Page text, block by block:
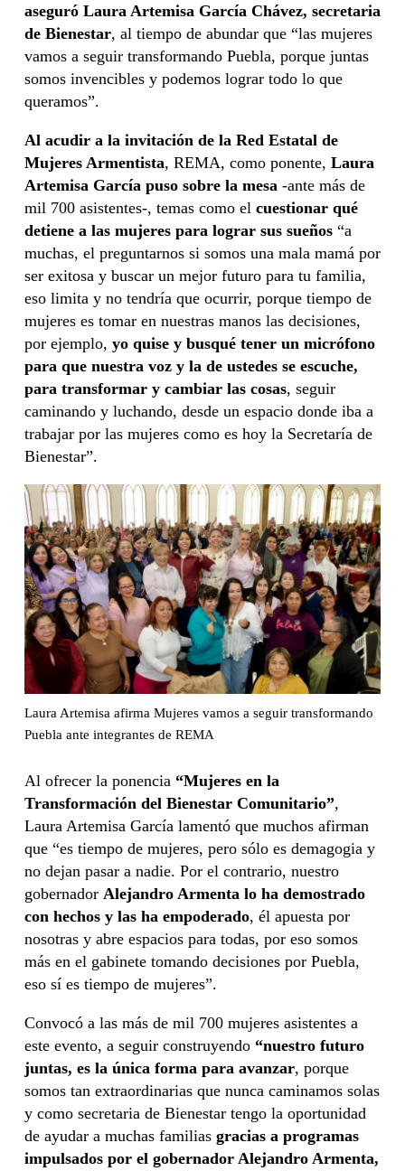
aseguró Laura Artemisa García Chávez, secretaria
de Bienestar, al tiempo de abundar que “las mujeres
vamos a seguir transformando Puebla, porque juntas
somos invencibles y podemos lograr todo lo que
queramos”.
Al acudir a la invitación de la Red Estatal de
Mujeres Armentista, REMA, como ponente, Laura
Artemisa García puso sobre la mesa -ante más de
mil 700 asistentes-, temas como el cuestionar qué
detiene a las mujeres para lograr sus sueños “a
muchas, el preguntarnos si somos una mala mamá por
ser exitosa y buscar un mejor futuro para tu familia,
eso limita y no tendría que ocurrir, porque tiempo de
mujeres es tomar en nuestras manos las decisiones,
por ejemplo, yo quise y busqué tener un micrófono
para que nuestra voz y la de ustedes se escuche,
para transformar y cambiar las cosas, seguir
caminando y luchando, desde un espacio donde iba a
trabajar por las mujeres como es hoy la Secretaría de
Bienestar”.
Laura Artemisa afirma Mujeres vamos a seguir transformando
Puebla ante integrantes de REMA
Al ofrecer la ponencia “Mujeres en la
Transformación del Bienestar Comunitario”,
Laura Artemisa García lamentó que muchos afirman
que “es tiempo de mujeres, pero sólo es demagogia y
no dejan pasar a nadie. Por el contrario, nuestro
gobernador Alejandro Armenta lo ha demostrado
con hechos y las ha empoderado, él apuesta por
nosotras y abre espacios para todas, por eso somos
más en el gabinete tomando decisiones por Puebla,
eso sí es tiempo de mujeres”.
Convocó a las más de mil 700 mujeres asistentes a
este evento, a seguir construyendo “nuestro futuro
juntas, es la única forma para avanzar, porque
somos tan extraordinarias que nunca caminamos solas
y como secretaria de Bienestar tengo la oportunidad
de ayudar a muchas familias gracias a programas
impulsados por el gobernador Alejandro Armenta,